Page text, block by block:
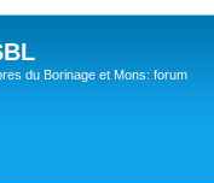
du Borinage et Mons: forum